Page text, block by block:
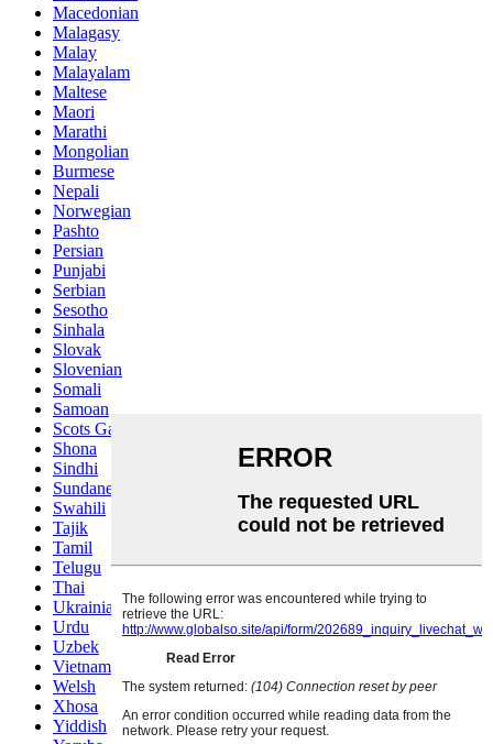
Macedonian
Malagasy
Malay
Malayalam
Maltese
Maori
Marathi
Mongolian
Burmese
Nepali
Norwegian
Pashto
Persian
Punjabi
Serbian
Sesotho
Sinhala
Slovak
Slovenian
Somali
Samoan
Scots Gaelic
Shona
Sindhi
Sundanese
Swahili
Tajik
Tamil
Telugu
Thai
Ukrainian
Urdu
Uzbek
Vietnamese
Welsh
Xhosa
Yiddish